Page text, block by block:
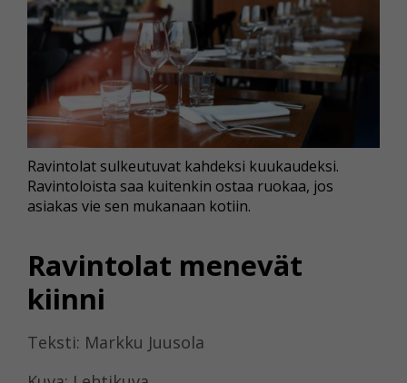
Ravintolat menevät
kiinni
Teksti: Markku Juusola
Ravintolat sulkeutuvat kahdeksi kuukaudeksi.
Ravintoloista saa kuitenkin ostaa ruokaa, jos
asiakas vie sen mukanaan kotiin.